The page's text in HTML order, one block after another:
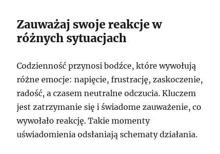
Zauważaj swoje reakcje w
różnych sytuacjach
Codzienność przynosi bodźce, które wywołują
różne emocje: napięcie, frustrację, zaskoczenie,
radość, a czasem neutralne odczucia. Kluczem
jest zatrzymanie się i świadome zauważenie, co
wywołało reakcję. Takie momenty
uświadomienia odsłaniają schematy działania.